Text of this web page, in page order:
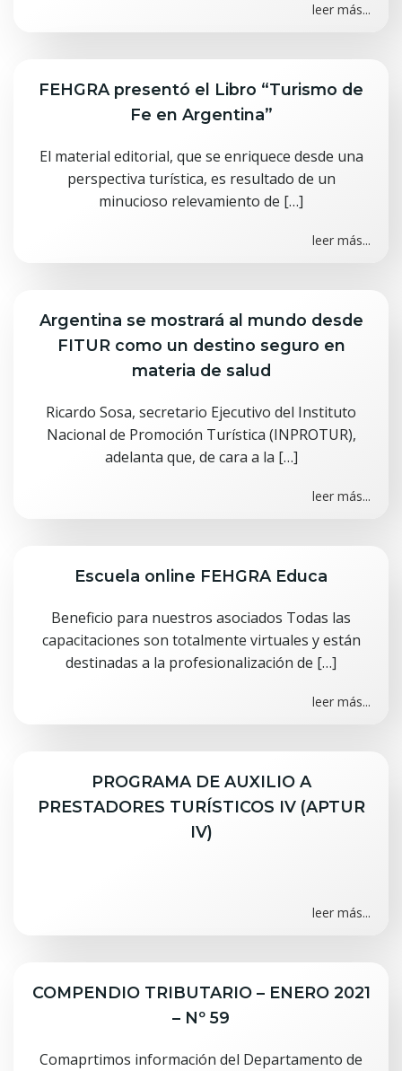
leer más...
FEHGRA presentó el Libro “Turismo de
Fe en Argentina”
El material editorial, que se enriquece desde una
perspectiva turística, es resultado de un
minucioso relevamiento de […]
leer más...
Argentina se mostrará al mundo desde
FITUR como un destino seguro en
materia de salud
Ricardo Sosa, secretario Ejecutivo del Instituto
Nacional de Promoción Turística (INPROTUR),
adelanta que, de cara a la […]
leer más...
Escuela online FEHGRA Educa
Beneficio para nuestros asociados Todas las
capacitaciones son totalmente virtuales y están
destinadas a la profesionalización de […]
leer más...
PROGRAMA DE AUXILIO A
PRESTADORES TURÍSTICOS IV (APTUR
IV)
leer más...
COMPENDIO TRIBUTARIO – ENERO 2021
– Nº 59
Comaprtimos información del Departamento de